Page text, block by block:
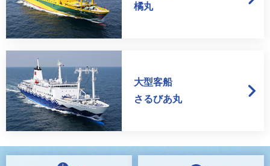
橘丸
大型客船
さるびあ丸